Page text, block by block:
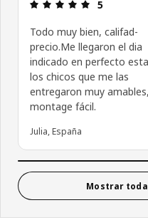
5
Todo muy bien, califad-
precio.Me llegaron el dia
indicado en perfecto
los chicos que me las
entregaron muy
montage fácil.
Julia, España
Mostrar